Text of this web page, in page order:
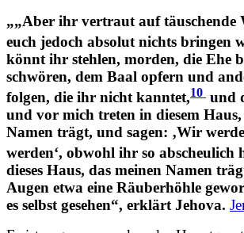
„„Aber ihr vertraut auf täuschende
euch jedoch absolut nichts bringen
könnt ihr stehlen, morden, die Ehe
schwören, dem Baal opfern und
folgen, die ihr nicht kanntet,10 und
und vor mich treten in diesem Haus,
Namen trägt, und sagen: ‚Wir
werden‘, obwohl ihr so abscheulich
dieses Haus, das meinen Namen
Augen etwa eine Räuberhöhle
es selbst gesehen“, erklärt Jehova.